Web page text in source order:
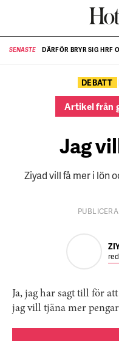
SENASTE DÄRFÖR BRYR SIG HRF
DEBATT
Artikel från
Jag
Ziyad vill få mer i lön
Ja, jag har sagt till för
jag vill tjäna mer